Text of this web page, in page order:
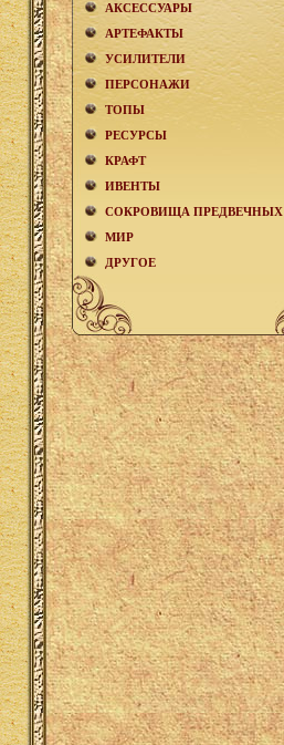
АКCЕСCУАРЫ
АРТЕФАКТЫ
УСИЛИТЕЛИ
ПЕРСОНАЖИ
ТОПЫ
РЕСУРСЫ
КРАФТ
ИВЕНТЫ
СОКРОВИЩА ПРЕДВЕЧНЫХ
МИР
ДРУГОЕ